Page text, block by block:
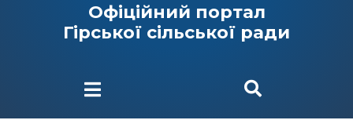
Офіційний портал
Гірської сільської ради